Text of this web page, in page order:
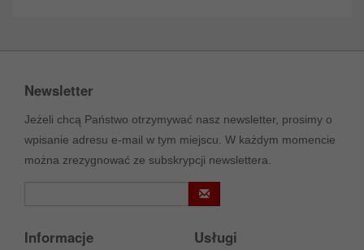
Newsletter
Jeżeli chcą Państwo otrzymywać nasz newsletter, prosimy o
wpisanie adresu e-mail w tym miejscu. W każdym momencie
można zrezygnować ze subskrypcji newslettera.
Informacje Usługi